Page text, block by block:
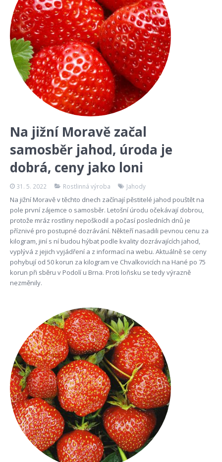
Na jižní Moravě začal
samosběr jahod, úroda je
dobrá, ceny jako loni
31. 5. 2022 Rostlinná výroba Jahody
Na jižní Moravě v těchto dnech začínají pěstitelé jahod pouštět na
pole první zájemce o samosběr. Letošní úrodu očekávají dobrou,
protože mráz rostliny nepoškodil a počasí posledních dnů je
příznivé pro postupné dozrávání. Někteří nasadili pevnou cenu za
kilogram, jiní s ní budou hýbat podle kvality dozrávajících jahod,
vyplývá z jejich vyjádření a z informací na webu. Aktuálně se ceny
pohybují od 50 korun za kilogram ve Chvalkovicích na Hané po 75
korun při sběru v Podolí u Brna. Proti loňsku se tedy výrazně
nezměnily.